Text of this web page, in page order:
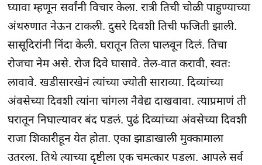
घ्यावा म्हणून सर्वांनी विचार केला. रात्री तिची चोळी पाहुण्याच्या
अंथरुणात नेऊन टाकली. दुसरे दिवशी तिची फजिती झाली.
सासूदिरांनी निंदा केली. घरातून तिला घालवून दिलं. तिचा
रोजचा नेम असे. रोज दिवे घासावे. तेल-वात करावी, स्वतः
लावावे. खडीसारखेनं त्यांच्या ज्योती साराव्या. दिव्यांच्या
अंवसेच्या दिवशी त्यांना चांगला नैवेद्य दाखवावा. त्याप्रमाणं ती
घरातून निघाल्यावर बंद पडलं. पुढं दिव्यांच्या अंवसेच्या दिवशी
राजा शिकारीहून येत होता. एका झाडाखाली मुक्कामाला
उतरला. तिथे त्याच्या दृष्टीला एक चमत्कार पडला. आपले सर्व